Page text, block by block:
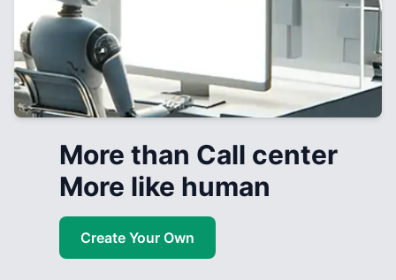
More than Call center
More like human
Create Your Own